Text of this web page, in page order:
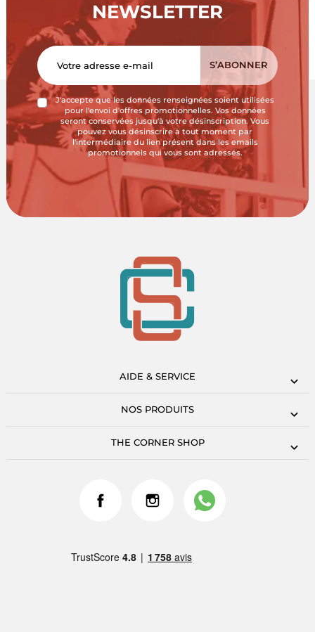
NEWSLETTER
J'accepte que les données renseignées soient utilisées
pour l'envoi d'offres promotionnelles. Vos données
seront conservées jusqu'à votre désinscription. Vous
pouvez vous désinscrire à tout moment par
l'intermédiaire du lien présent dans les emails
promotionnels qui vous sont adressés.
AIDE & SERVICE
NOS PRODUITS
THE CORNER SHOP